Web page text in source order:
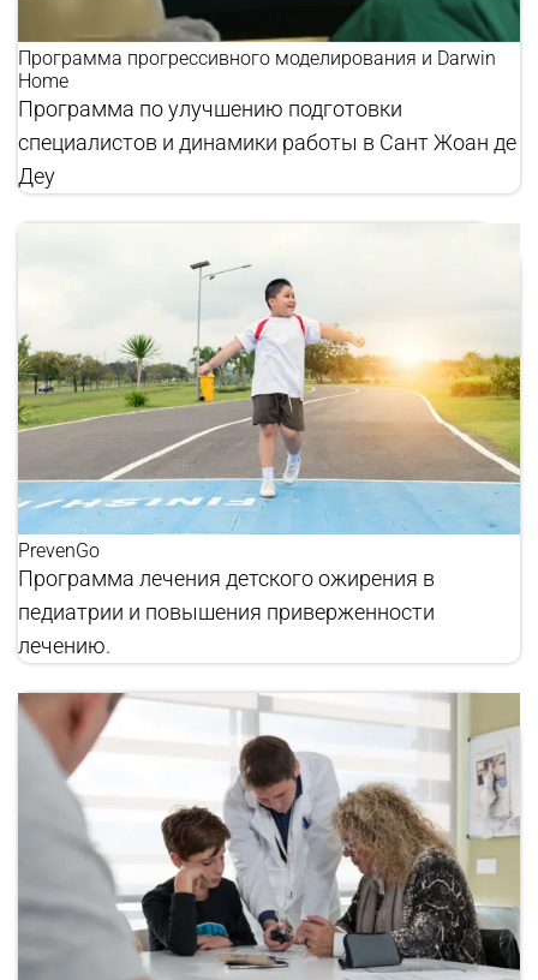
Программа прогрессивного моделирования и Darwin
Home
Программа по улучшению подготовки
специалистов и динамики работы в Сант Жоан де
Деу
PrevenGo
Программа лечения детского ожирения в
педиатрии и повышения приверженности
лечению.